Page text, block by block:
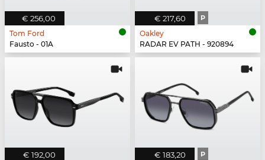
€ 256,00
Tom Ford
Fausto - 01A
€ 217,60 P
Oakley
RADAR EV PATH - 920894
€ 192,00 € 183,20 P